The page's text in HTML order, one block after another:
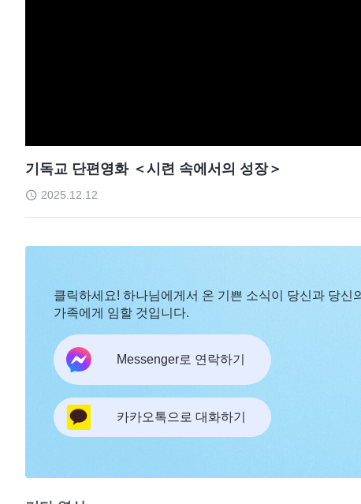
기독교 단편영화 ＜시련 속에서의 성장＞
2025.12.12
클릭하세요! 하나님에게서 온 기쁜 소식이 당신과 당신
가족에게 임할 것입니다.
Messenger로 연락하기
카카오톡으로 대화하기